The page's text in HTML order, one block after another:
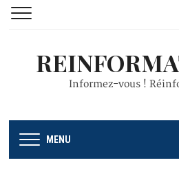
Informez-vous !
MENU